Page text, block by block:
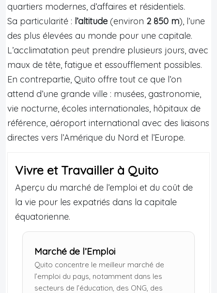
quartiers modernes, d’affaires et résidentiels.
Sa particularité : l’altitude (environ 2 850 m), l’une
des plus élevées au monde pour une capitale.
L’acclimatation peut prendre plusieurs jours, avec
maux de tête, fatigue et essoufflement possibles.
En contrepartie, Quito offre tout ce que l’on
attend d’une grande ville : musées, gastronomie,
vie nocturne, écoles internationales, hôpitaux de
référence, aéroport international avec des liaisons
directes vers l’Amérique du Nord et l’Europe.
Vivre et Travailler à Quito
Aperçu du marché de l’emploi et du coût de
la vie pour les expatriés dans la capitale
équatorienne.
Marché de l’Emploi
Quito concentre le meilleur marché de
l’emploi du pays, notamment dans les
secteurs de l’éducation, des ONG, des